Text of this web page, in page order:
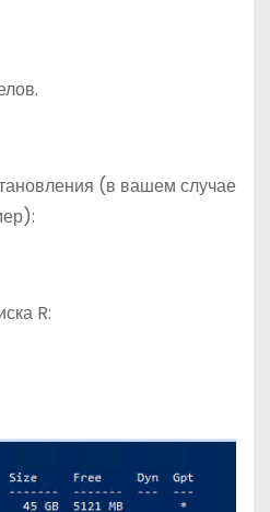
(в вашем случае
R: